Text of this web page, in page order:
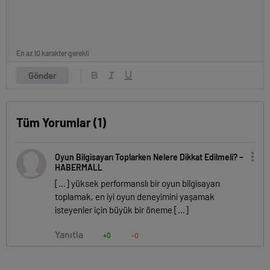
Gönder
En az 10 karakter gerekli
Tüm Yorumlar (1)
Oyun Bilgisayarı Toplarken Nelere Dikkat Edilmeli? –
HABERMALL
[…] yüksek performanslı bir oyun bilgisayarı
toplamak, en iyi oyun deneyimini yaşamak
isteyenler için büyük bir öneme […]
Yanıtla +0 -0